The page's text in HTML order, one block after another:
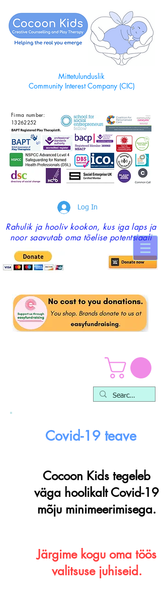
Mittetulunduslik
Community Interest Company (CIC)
Firma number:
13262252
Log In
Rahulik ja hooliv kookon, kus iga laps ja
noor saavutab oma tõelise potentsiaali
Covid-19 teave
Cocoon Kids tegeleb
väga hoolikalt Covid-19
mõju minimeerimisega.
Järgime kogu oma töös
valitsuse juhiseid.